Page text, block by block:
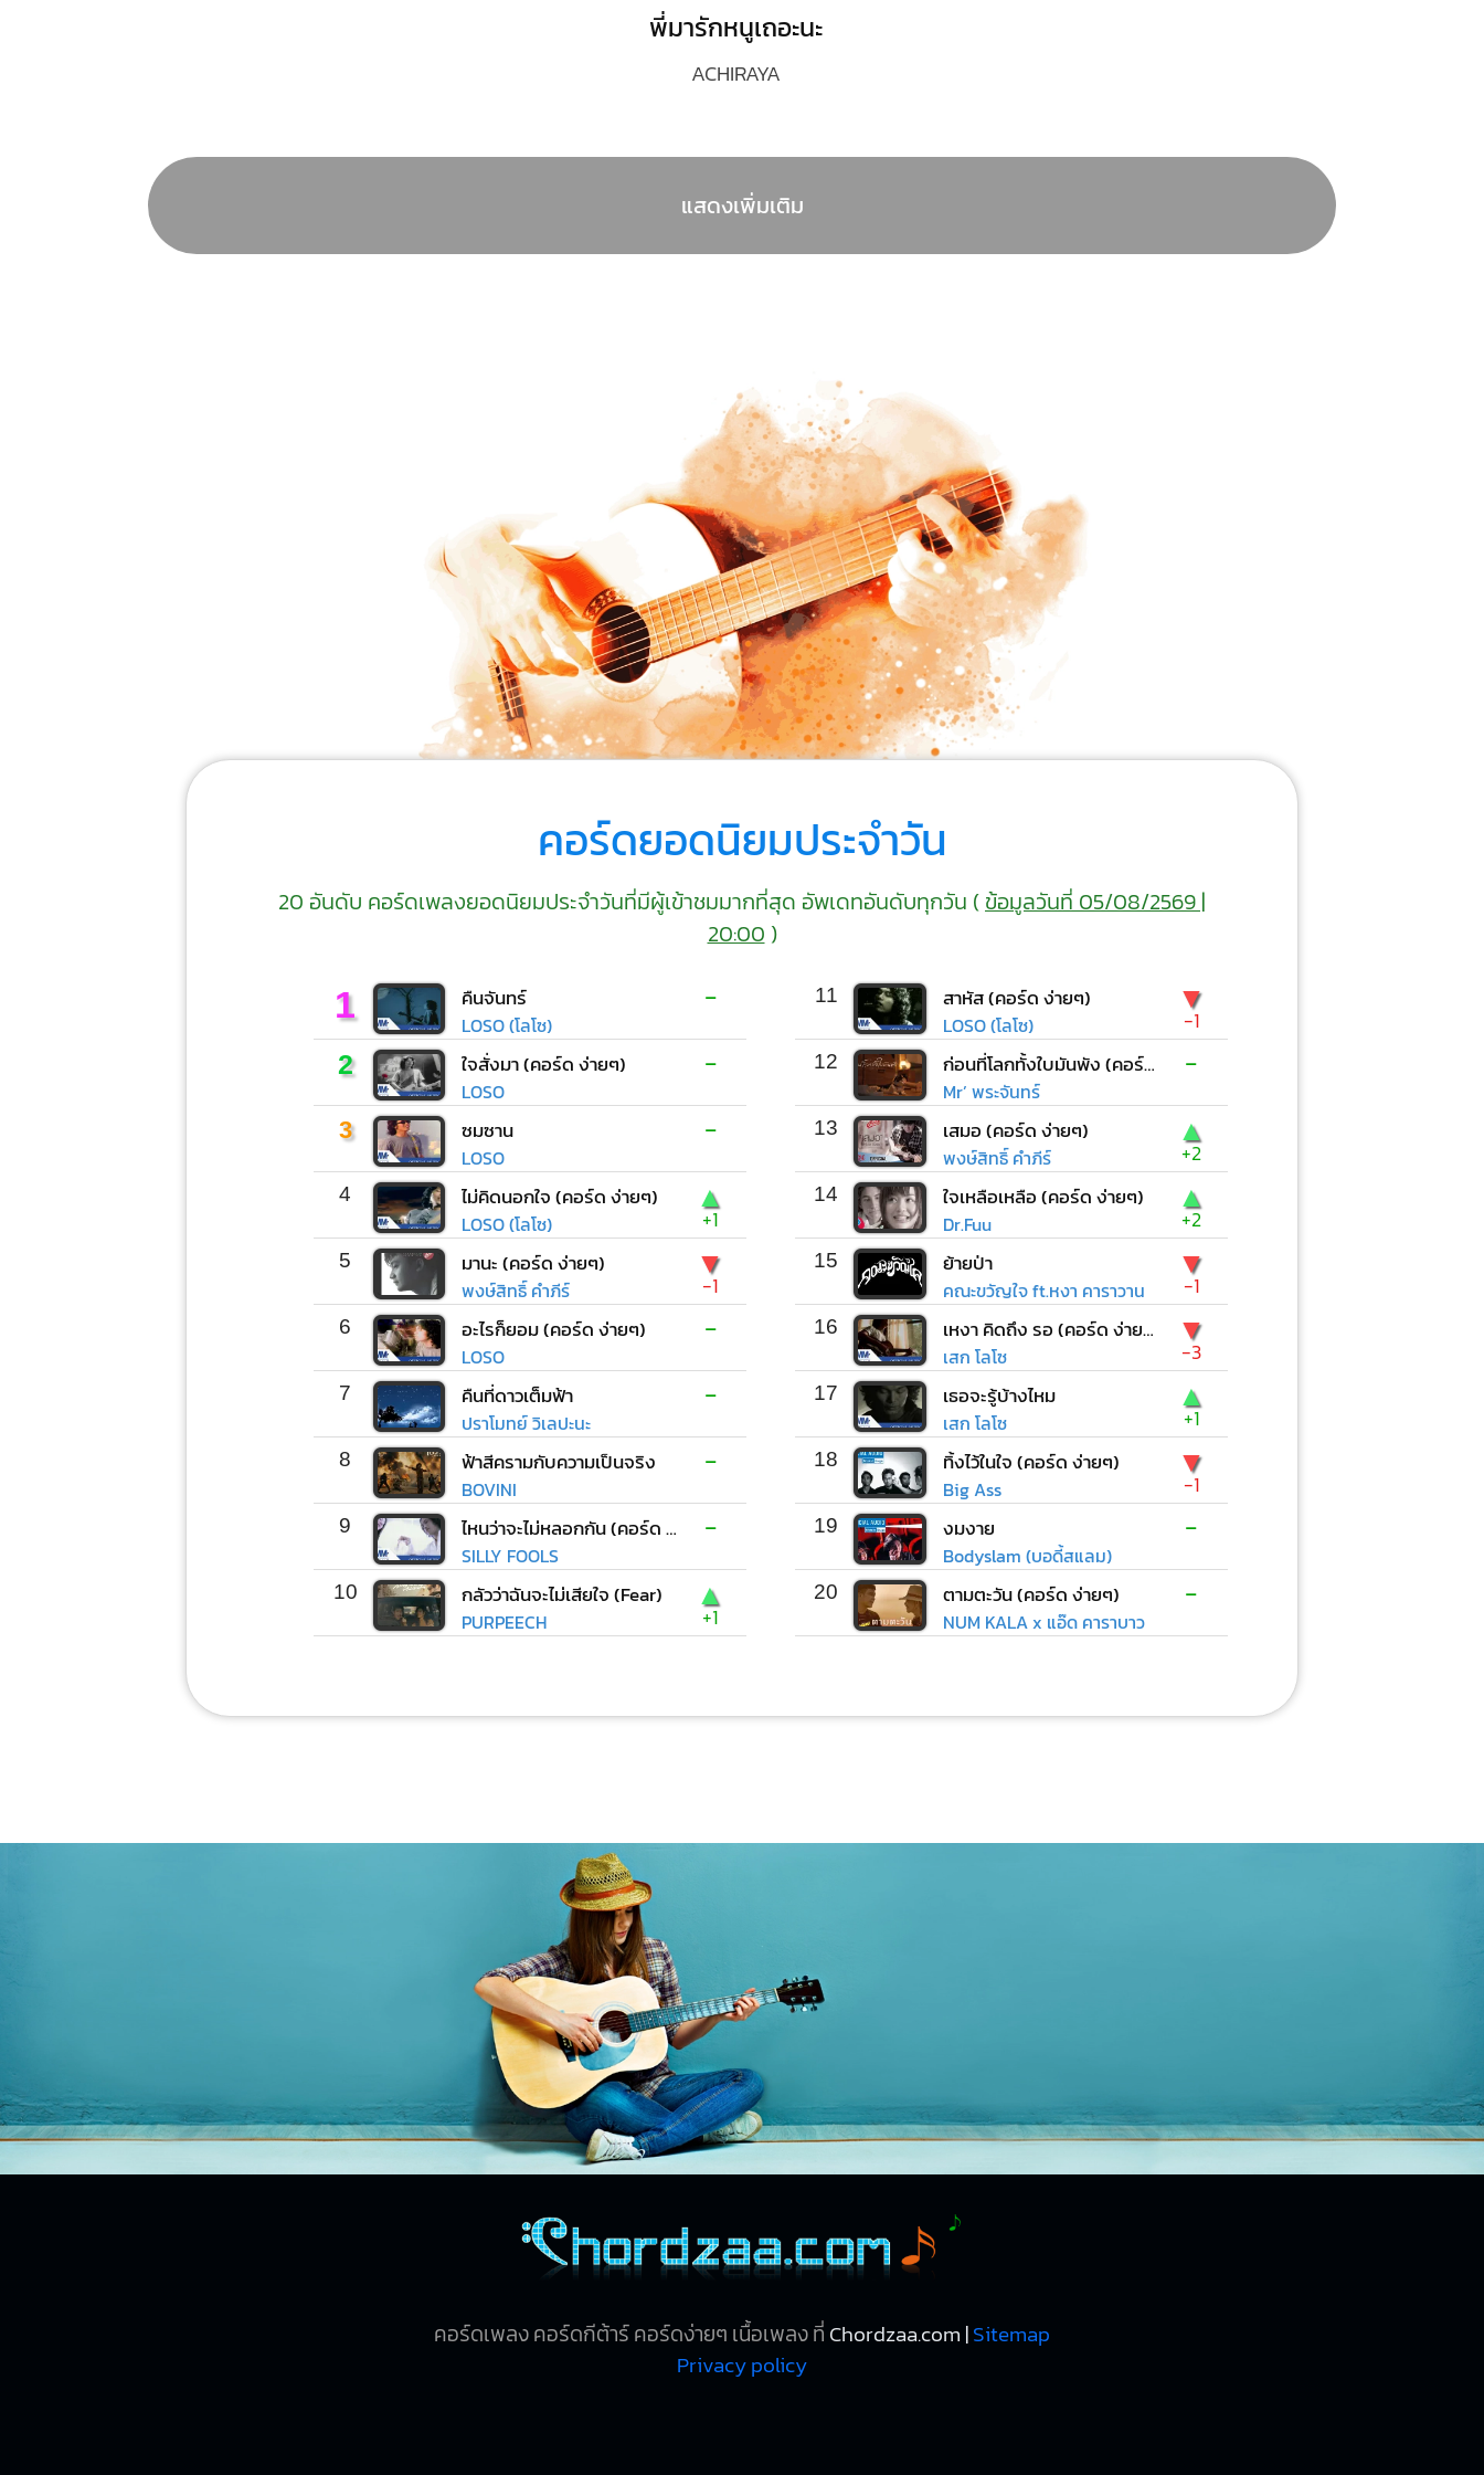
พี่มารักหนูเถอะนะ
ACHIRAYA
แสดงเพิ่มเติม
คอร์ดยอดนิยมประจำวัน
20 อันดับ คอร์ดเพลงยอดนิยมประจำวันที่มีผู้เข้าชมมากที่สุด อัพเดทอันดับทุกวัน ( ข้อมูลวันที่ 05/08/2569 |
20:00 )
1 คืนจันทร์
LOSO (โลโซ)
-
2 ใจสั่งมา (คอร์ด ง่ายๆ)
LOSO
-
3 ซมซาน
LOSO
-
4 ไม่คิดนอกใจ (คอร์ด ง่ายๆ)
LOSO (โลโซ)
▲
+1
5 มานะ (คอร์ด ง่ายๆ)
พงษ์สิทธิ์ คำภีร์
▼
-1
6 อะไรก็ยอม (คอร์ด ง่ายๆ)
LOSO
-
7 คืนที่ดาวเต็มฟ้า
ปราโมทย์ วิเลปะนะ
-
8 ฟ้าสีครามกับความเป็นจริง
BOVINI
-
9 ไหนว่าจะไม่หลอกกัน (คอร์ด ง่ายๆ)
SILLY FOOLS
-
10 กลัวว่าฉันจะไม่เสียใจ (Fear)
PURPEECH
▲
+1
11 สาหัส (คอร์ด ง่ายๆ)
LOSO (โลโซ)
▼
-1
12 ก่อนที่โลกทั้งใบมันพัง (คอร์ด ง่ายๆ)
Mr’ พระจันทร์
-
13 เสมอ (คอร์ด ง่ายๆ)
พงษ์สิทธิ์ คำภีร์
▲
+2
14 ใจเหลือเหลือ (คอร์ด ง่ายๆ)
Dr.Fuu
▲
+2
15 ย้ายป่า
คณะขวัญใจ ft.หงา คาราวาน
▼
-1
16 เหงา คิดถึง รอ (คอร์ด ง่ายๆ)
เสก โลโซ
▼
-3
17 เธอจะรู้บ้างไหม
เสก โลโซ
▲
+1
18 ทิ้งไว้ในใจ (คอร์ด ง่ายๆ)
Big Ass
▼
-1
19 งมงาย
Bodyslam (บอดี้สแลม)
-
20 ตามตะวัน (คอร์ด ง่ายๆ)
NUM KALA x แอ๊ด คาราบาว
-
คอร์ดเพลง คอร์ดกีต้าร์ คอร์ดง่ายๆ เนื้อเพลง ที่ Chordzaa.com |Sitemap
Privacy policy